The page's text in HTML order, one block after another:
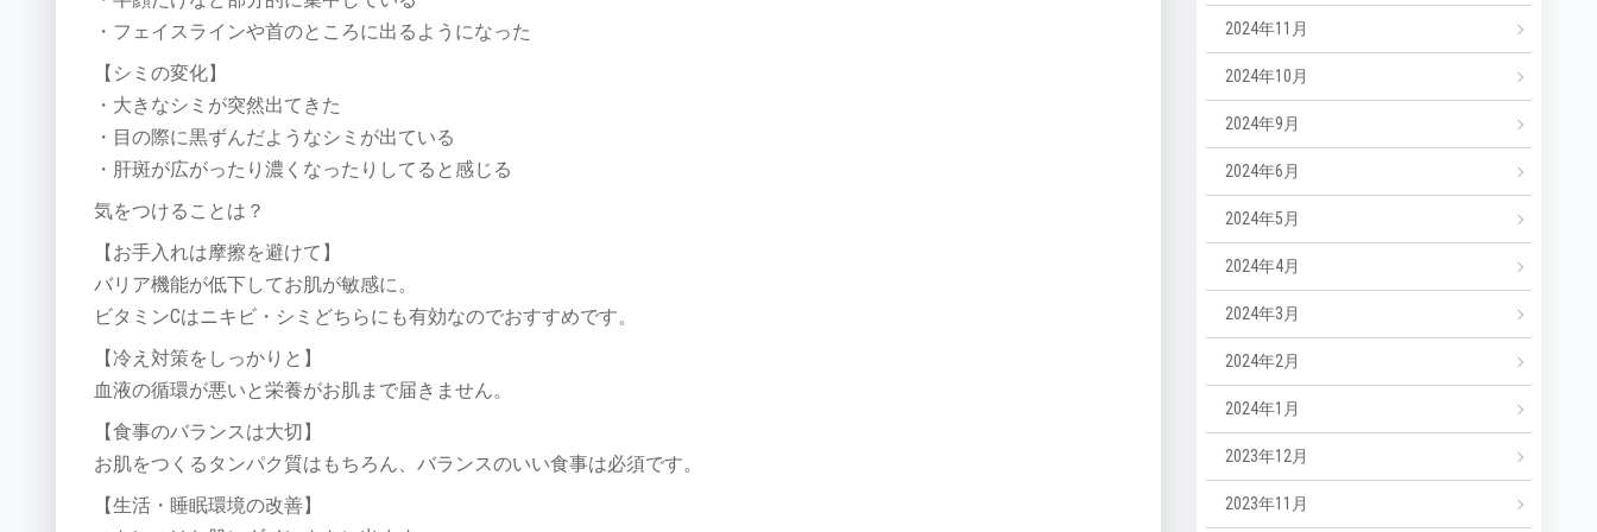
・フェイスラインや首のところに出るようになった
【シミの変化】
・大きなシミが突然出てきた
・目の際に黒ずんだようなシミが出ている
・肝斑が広がったり濃くなったりしてると感じる
気をつけることは？
【お手入れは摩擦を避けて】
バリア機能が低下してお肌が敏感に。
ビタミンCはニキビ・シミどちらにも有効なのでおすすめです。
【冷え対策をしっかりと】
血液の循環が悪いと栄養がお肌まで届きません。
【食事のバランスは大切】
お肌をつくるタンパク質はもちろん、バランスのいい食事は必須です。
【生活・睡眠環境の改善】
2024年11月
2024年10月
2024年9月
2024年6月
2024年5月
2024年4月
2024年3月
2024年2月
2024年1月
2023年12月
2023年11月